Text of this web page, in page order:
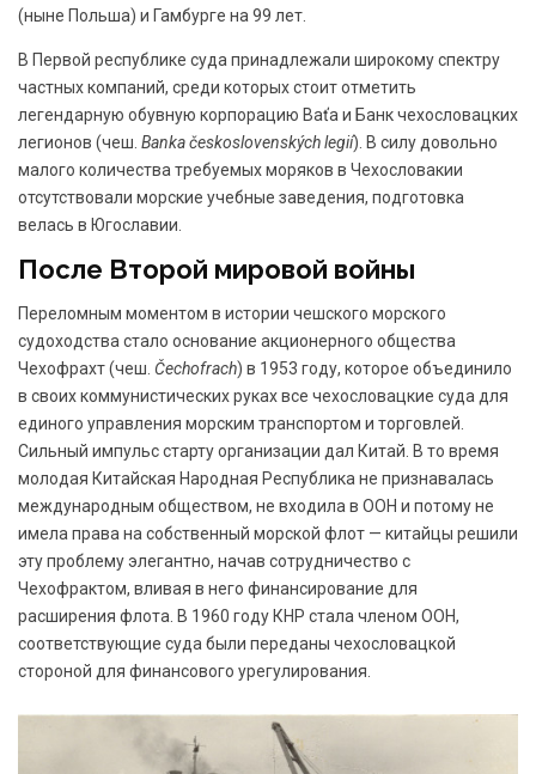
(ныне Польша) и Гамбурге на 99 лет.
В Первой республике суда принадлежали широкому спектру
частных компаний, среди которых стоит отметить
легендарную обувную корпорацию Baťa и Банк чехословацких
легионов (чеш. Banka československých legií). В силу довольно
малого количества требуемых моряков в Чехословакии
отсутствовали морские учебные заведения, подготовка
велась в Югославии.
После Второй мировой войны
Переломным моментом в истории чешского морского
судоходства стало основание акционерного общества
Чехофрахт (чеш. Čechofrach) в 1953 году, которое объединило
в своих коммунистических руках все чехословацкие суда для
единого управления морским транспортом и торговлей.
Сильный импульс старту организации дал Китай. В то время
молодая Китайская Народная Республика не признавалась
международным обществом, не входила в ООН и потому не
имела права на собственный морской флот — китайцы решили
эту проблему элегантно, начав сотрудничество с
Чехофрактом, вливая в него финансирование для
расширения флота. В 1960 году КНР стала членом ООН,
соответствующие суда были переданы чехословацкой
стороной для финансового урегулирования.